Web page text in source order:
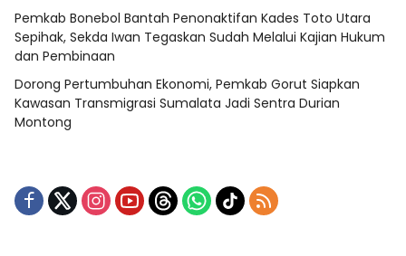
Pemkab Bonebol Bantah Penonaktifan Kades Toto Utara
Sepihak, Sekda Iwan Tegaskan Sudah Melalui Kajian Hukum
dan Pembinaan
Dorong Pertumbuhan Ekonomi, Pemkab Gorut Siapkan
Kawasan Transmigrasi Sumalata Jadi Sentra Durian
Montong